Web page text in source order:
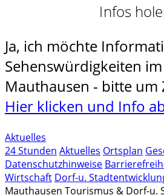
Infos
Ja, ich möchte
Sehenswürdigkeiten
Mauthausen - bitte um
Hier klicken und Info
Aktuelles
24 Stunden Aktuelles Ortsplan
Datenschutzhinweise
Wirtschaft Dorf-u.
Mauthausen Tourismus & Dorf-u.